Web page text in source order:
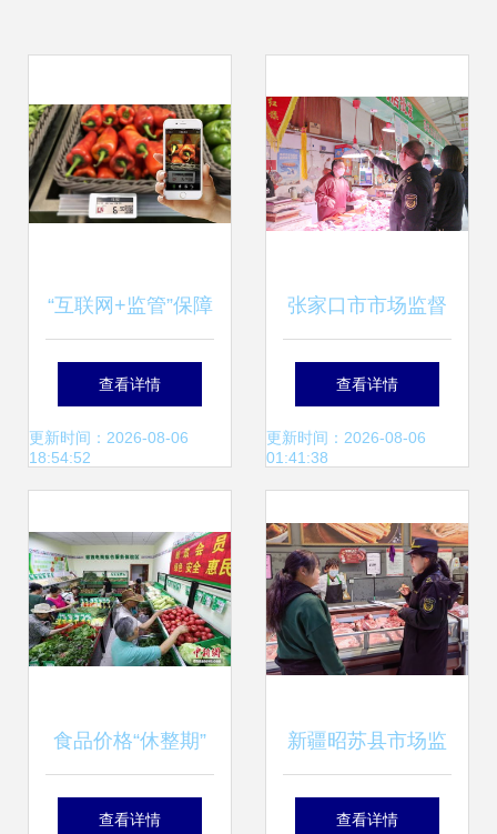
“互联网+监管”保障
惠州食用农产品安
全
查看详情
更新时间：2026-08-06
18:54:52
张家口市市场监督
管理局开展禁用“生
鲜灯”专项检查 守
安全
查看详情
更新时间：2026-08-06
01:41:38
食品价格“休整期”
你餐桌上的开支悄
查看详情
新疆昭苏县市场监
管局开展生鲜灯使
查看详情